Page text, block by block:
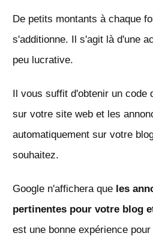
De petits montants à chaque
s'additionne. Il s'agit là d'une
peu lucrative.
Il vous suffit d'obtenir un code
sur votre site web et les
automatiquement sur votre
souhaitez.
Google n'affichera que les
pertinentes pour votre blog
est une bonne expérience